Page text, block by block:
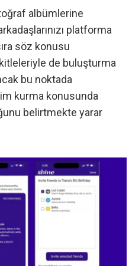
albümlerine
platforma
söz konusu
de buluşturma
bu noktada
kurma konusunda
belirtmekte yarar